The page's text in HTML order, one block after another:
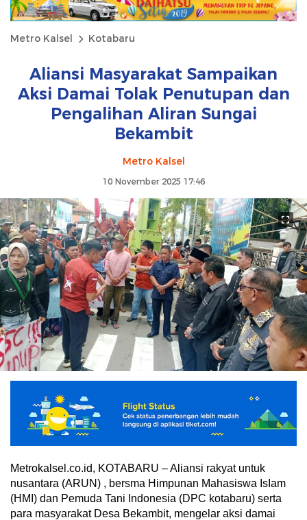
Metro Kalsel Kotabaru
Aliansi Masyarakat Sampaikan
Aksi Damai Tolak Penutupan dan
Pengalihan Aliran Sungai
Bekambit
Metro Kalsel
10 November 2025 17:46
Metrokalsel.co.id, KOTABARU – Aliansi rakyat untuk
nusantara (ARUN) , bersma Himpunan Mahasiswa IsIam
(HMI) dan Pemuda Tani Indonesia (DPC kotabaru) serta
para masyarakat Desa Bekambit, mengelar aksi damai